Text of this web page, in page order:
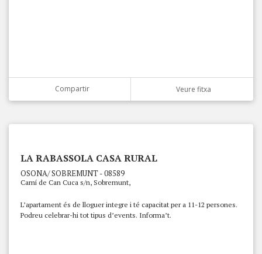
Compartir Veure fitxa
LA RABASSOLA CASA RURAL
OSONA/ SOBREMUNT - 08589
Camí de Can Cuca s/n, Sobremunt,
L’apartament és de lloguer integre i té capacitat per a 11-12 persones.
Podreu celebrar-hi tot tipus d’events. Informa’t.